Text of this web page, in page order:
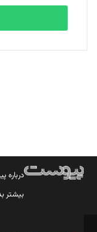
بابک
تحریریه
درباره
بیشتر